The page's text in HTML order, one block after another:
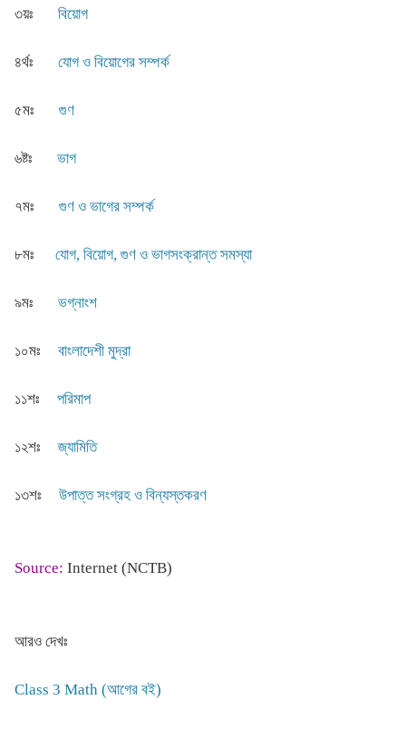
৩য়ঃ বিয়োগ
৪র্থঃ যোগ ও বিয়োগের সম্পর্ক
৫মঃ গুণ
৬ষ্টঃ ভাগ
৭মঃ গুণ ও ভাগের সম্পর্ক
৮মঃ যোগ, বিয়োগ, গুণ ও ভাগসংক্রান্ত সমস্যা
৯মঃ ভগ্নাংশ
১০মঃ বাংলাদেশী মুদ্রা
১১শঃ পরিমাপ
১২শঃ জ্যামিতি
১৩শঃ উপাত্ত সংগ্রহ ও বিন্যস্তকরণ
Source: Internet (NCTB)
আরও দেখঃ
Class 3 Math (আগের বই)